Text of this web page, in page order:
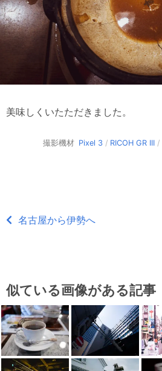
美味しくいたただきました。
撮影機材 Pixel 3 / RICOH GR III /
名古屋から伊勢へ
似ている画像がある記事